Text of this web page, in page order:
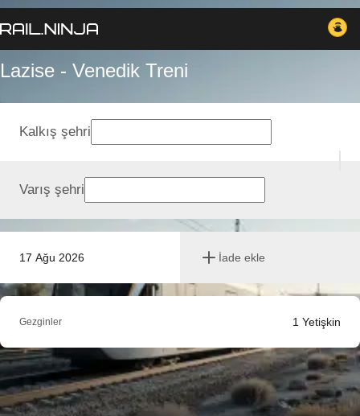
Lazise - Venedik Treni
17 Ağu 2026 İade ekle
Kalkış şehri
Varış şehri
Gezginler 1 Yetişkin